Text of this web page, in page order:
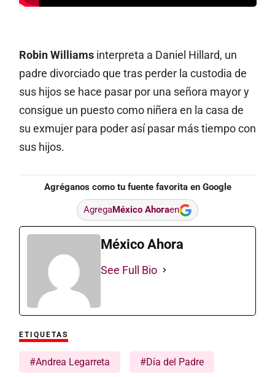
Robin Williamsinterpreta a Daniel Hillard, un
padre divorciado que tras perder la custodia de
sus hijos se hace pasar por una señora mayor y
consigue un puesto como niñera en la casa de
su exmujer para poder así pasar más tiempo con
sus hijos.
Agréganos como tu fuente favorita en Google
AgregaMéxico Ahoraen
México Ahora
See Full Bio
ETIQUETAS
#Andrea Legarreta #Día del Padre